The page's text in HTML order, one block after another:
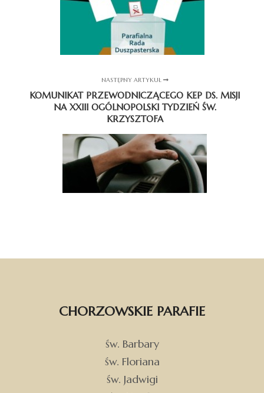
NASTĘPNY ARTYKUŁ
KOMUNIKAT PRZEWODNICZĄCEGO KEP DS. MISJI
NA XXIII OGÓLNOPOLSKI TYDZIEŃ ŚW.
KRZYSZTOFA
CHORZOWSKIE PARAFIE
św. Barbary
św. Floriana
św. Jadwigi